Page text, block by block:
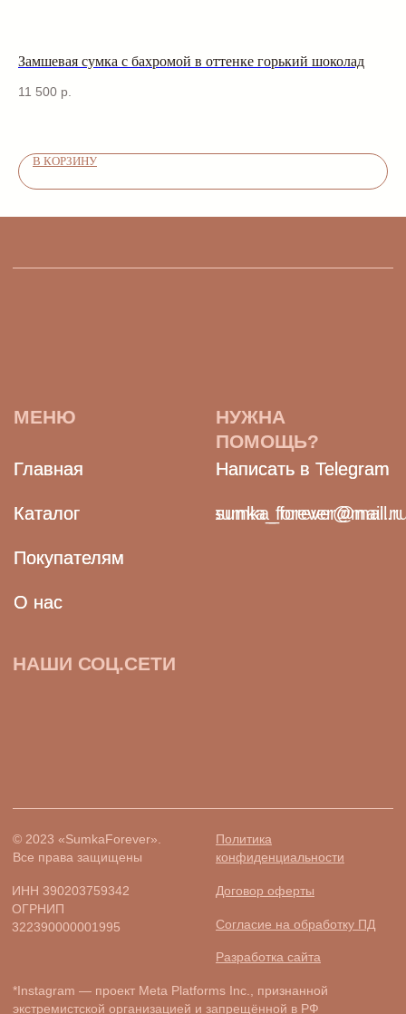
Замшевая сумка с бахромой в оттенке горький шоколад
11 500 р.
В КОРЗИНУ